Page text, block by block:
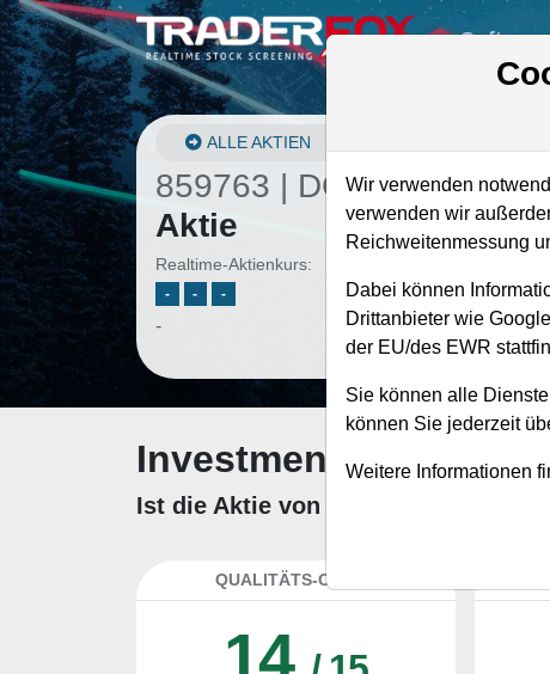
ALLE AKTIEN
859763 | DCI–
Aktie
Realtime-Aktienkurs:
- - -
-
Investment-Check:
Ist die Aktie von Donaldson zum
QUALITÄTS-CHECK
14
Wir verwenden
verwenden wir
Reichweitenmessung
Dabei können
Drittanbieter wie
der EU/des EWR
Sie können alle
können Sie jederzeit
Weitere Informationen